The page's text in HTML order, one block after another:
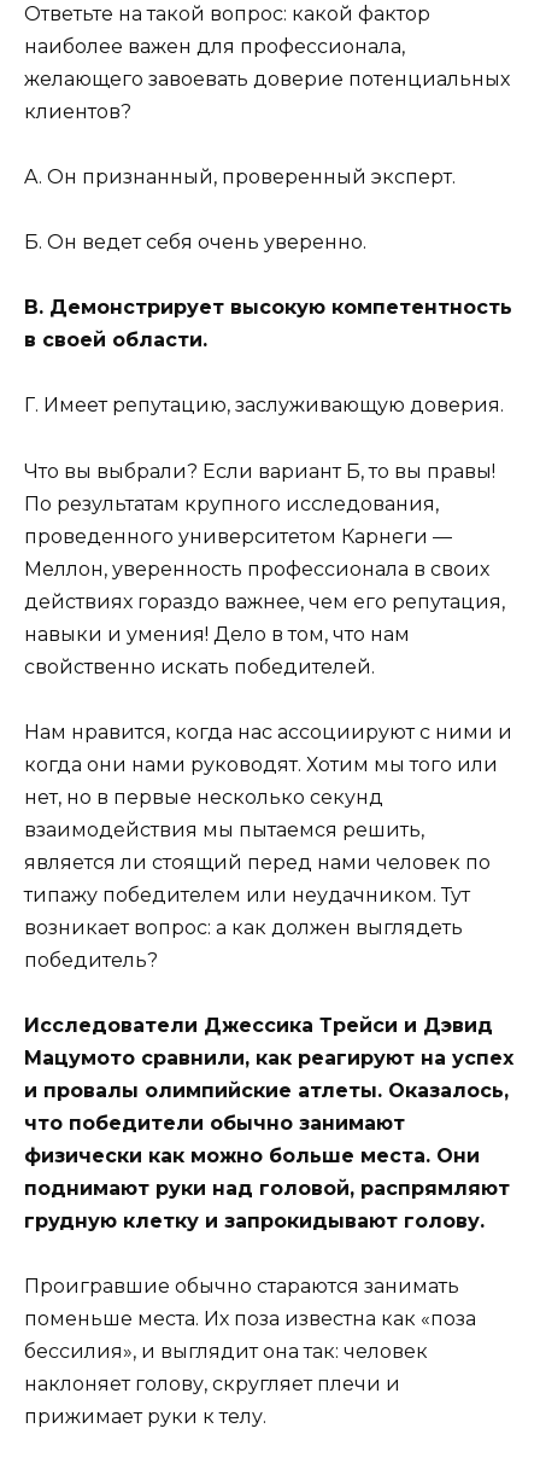
Ответьте на такой вопрос: какой фактор
наиболее важен для профессионала,
желающего завоевать доверие потенциальных
клиентов?
A. Он признанный, проверенный эксперт.
Б. Он ведет себя очень уверенно.
В. Демонстрирует высокую компетентность
в своей области.
Г. Имеет репутацию, заслуживающую доверия.
Что вы выбрали? Если вариант Б, то вы правы!
По результатам крупного исследования,
проведенного университетом Карнеги —
Меллон, уверенность профессионала в своих
действиях гораздо важнее, чем его репутация,
навыки и умения! Дело в том, что нам
свойственно искать победителей.
Нам нравится, когда нас ассоциируют с ними и
когда они нами руководят. Хотим мы того или
нет, но в первые несколько секунд
взаимодействия мы пытаемся решить,
является ли стоящий перед нами человек по
типажу победителем или неудачником. Тут
возникает вопрос: а как должен выглядеть
победитель?
Исследователи Джессика Трейси и Дэвид
Мацумото сравнили, как реагируют на успех
и провалы олимпийские атлеты. Оказалось,
что победители обычно занимают
физически как можно больше места. Они
поднимают руки над головой, распрямляют
грудную клетку и запрокидывают голову.
Проигравшие обычно стараются занимать
поменьше места. Их поза известна как «поза
бессилия», и выглядит она так: человек
наклоняет голову, скругляет плечи и
прижимает руки к телу.